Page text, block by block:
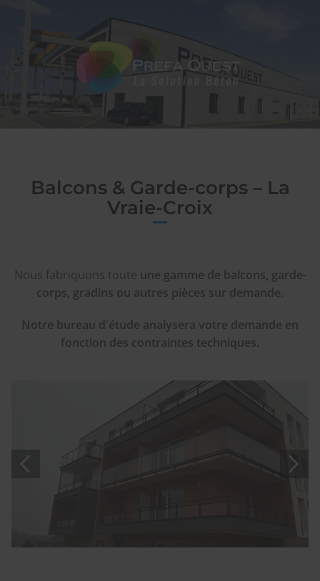
Balcons & Garde-corps – La
Vraie-Croix
Nous fabriquons toute une gamme de balcons, garde-
corps, gradins ou autres pièces sur demande.
Notre bureau d'étude analysera votre demande en
fonction des contraintes techniques.